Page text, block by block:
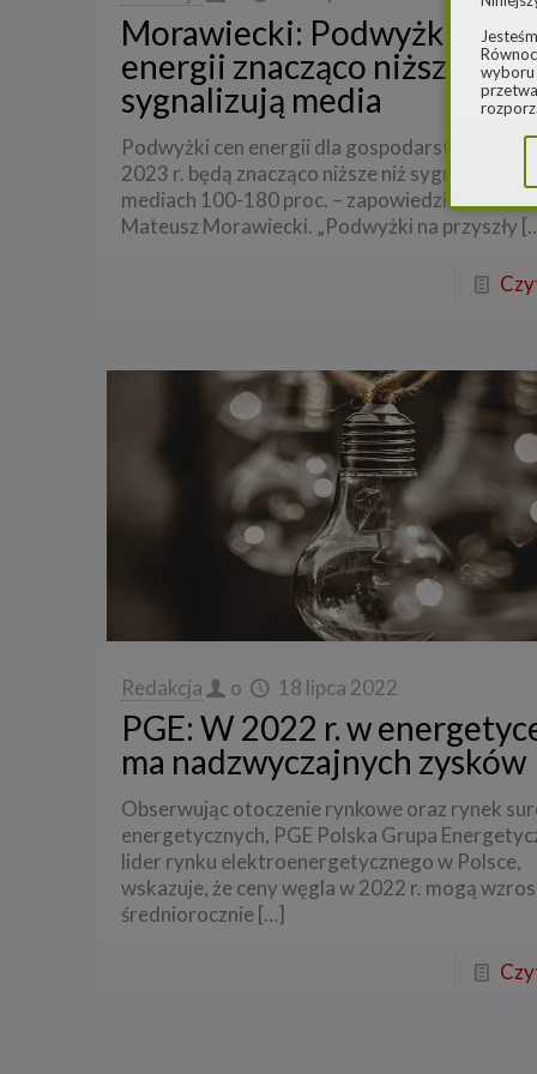
Morawiecki: Podwyżki cen
energii znacząco niższe niż
sygnalizują media
Podwyżki cen energii dla gospodarstw
2023 r. będą znacząco niższe niż sygnalizowane
mediach 100-180 proc. – zapowiedział premier
Mateusz Morawiecki. „Podwyżki na przyszły
Redakcja o 18 lipca 2022
PGE: W 2022 r. w
ma nadzwyczajnych zysków
Obserwując otoczenie rynkowe oraz rynek
energetycznych, PGE Polska Grupa
lider rynku elektroenergetycznego w Polsce,
wskazuje, że ceny węgla w 2022 r. mogą
średniorocznie[…]
wyboru
2.
ul.
danych
W
a) pod
b)
3.
stron i
4. Cel
Twoje
a)
swoje
b)
oraz
c)
5.